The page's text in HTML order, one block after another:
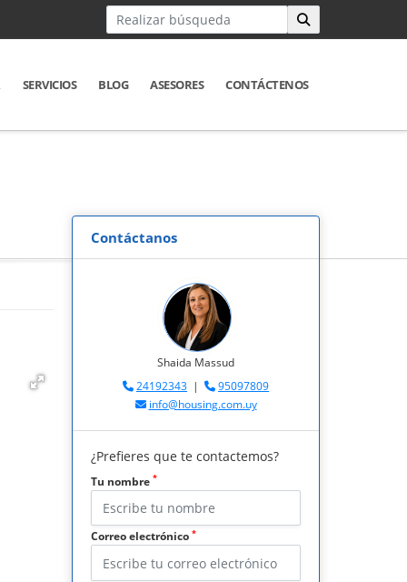
SERVICIOS BLOG ASESORES CONTÁCTENOS
Contáctanos
Shaida Massud
24192343 |
95097809
info@housing.com.uy
¿Prefieres que te contactemos?
Tu nombre *
Correo electrónico *